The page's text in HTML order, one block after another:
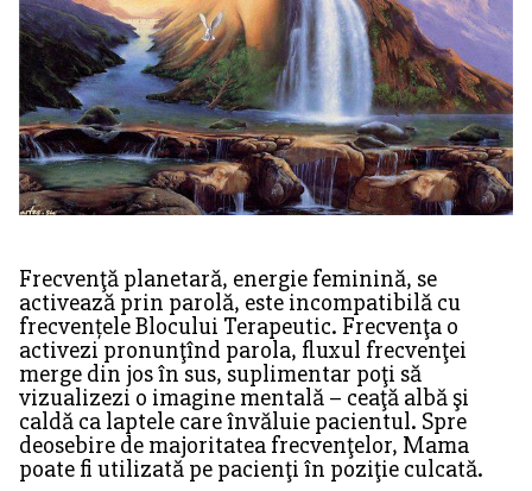
Frecvenţă planetară, energie feminină, se
activează prin parolă, este incompatibilă cu
frecvențele Blocului Terapeutic. Frecvenţa o
activezi pronunţînd parola, fluxul frecvenţei
merge din jos în sus, suplimentar poţi să
vizualizezi o imagine mentală – ceaţă albă şi
caldă ca laptele care învăluie pacientul. Spre
deosebire de majoritatea frecvenţelor, Mama
poate fi utilizată pe pacienţi în poziţie culcată.